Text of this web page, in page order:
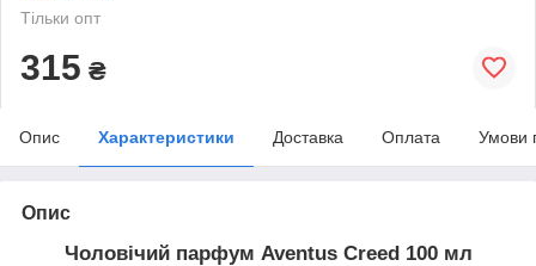
Тільки опт
315 ₴
Опис Характеристики Доставка Оплата Умови
Опис
Чоловічий парфум Aventus Creed 100 мл